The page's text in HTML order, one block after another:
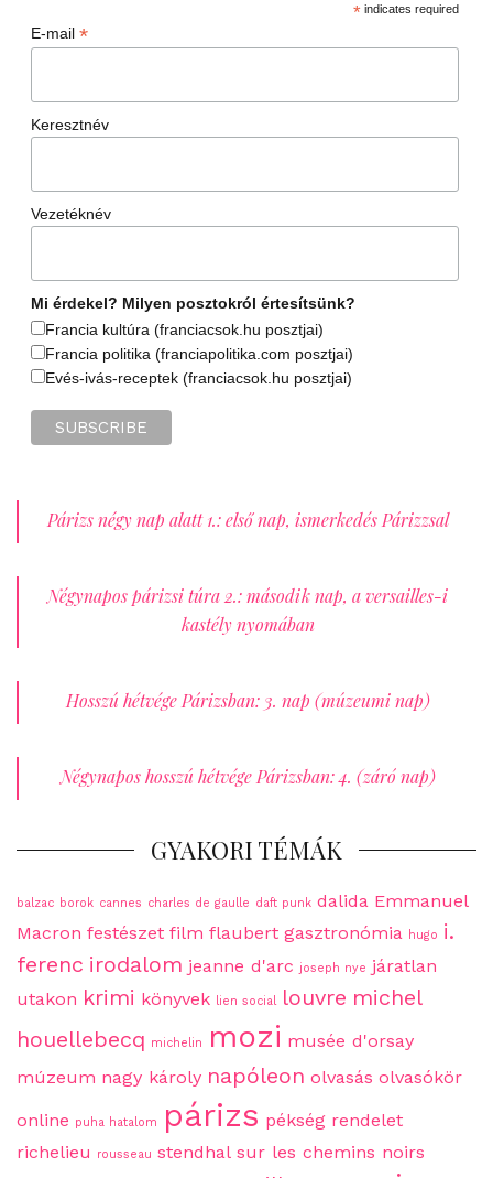
*indicates required
E-mail *
Keresztnév
Vezetéknév
Mi érdekel? Milyen posztokról értesítsünk?
Francia kultúra (franciacsok.hu posztjai)
Francia politika (franciapolitika.com posztjai)
Evés-ivás-receptek (franciacsok.hu posztjai)
Párizs négy nap alatt 1.: első nap, ismerkedés Párizzsal
Négynapos párizsi túra 2.: második nap, a versailles-i
kastély nyomában
Hosszú hétvége Párizsban: 3. nap (múzeumi nap)
Négynapos hosszú hétvége Párizsban: 4. (záró nap)
GYAKORI TÉMÁK
balzac borok cannes charles de gaulle daft punk dalida Emmanuel
Macron festészet film flaubert gasztronómia hugo i.
ferenc irodalom jeanne d'arc joseph nye járatlan
utakon krimi könyvek lien social louvre michel
houellebecq michelin mozi musée d'orsay
múzeum nagy károly napóleon olvasás olvasókör
online puha hatalom párizs pékség rendelet
richelieu
rousseau stendhal sur les chemins noirs